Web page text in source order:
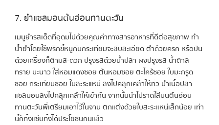
7. ยำแซลมอนต้นอ่อนทานตะวัน
เมนูยำรสเด็ดที่อุดมไปด้วยคุณค่าทางสารอาหารที่ดีต่อสุขภาพ ทำ
น้ำยำโดยใช้พริกขี้หนูกับกระเทียมจะสับละเอียด ตำด้วยครก หรือปั่น
ด้วยเครื่องก็ตามสะดวก ปรุงรสด้วยน้ำปลา ผงปรุงรส น้ำตาล
ทราย มะนาว ใส่หอมแดงซอย ต้นหอมซอย ตะไคร้ซอย ใบมะกรูด
ซอย กระเทียมซอย ใบสะระแหน่ ลงไปคลุกเคล้าให้ทั่ว นำเนื้อปลา
แซลมอนลงไปคลุกเคล้าให้เข้ากัน จากนั้นนำไปราดใส่บนต้นอ่อน
ทานตะวันพี่เตรียมเอาไว้ในจาน ตกแต่งด้วยใบสะระแหน่เล็กน้อย เท่า
นี้ก็ทั้งแซ่บทั้งได้ประโยชน์กันแล้ว